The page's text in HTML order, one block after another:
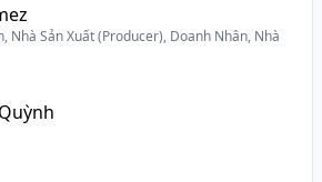
Nhà Sản Xuất (Producer), Doanh Nhân, Nhà